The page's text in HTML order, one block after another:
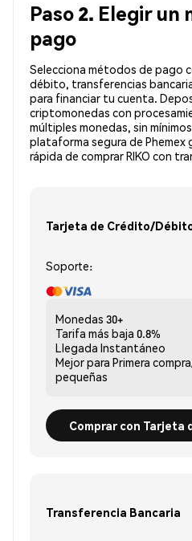
Paso 2. Elegir un
pago
Selecciona métodos de pago
débito, transferencias
para financiar tu cuenta.
criptomonedas con
múltiples monedas, sin
plataforma segura de Phemex
rápida de comprar RIKO con
Tarjeta de Crédito/
Soporte:
Monedas 30+
Tarifa más baja 0.8%
Llegada Instantáneo
Mejor para Primera
pequeñas
Comprar con
Transferencia Bancaria